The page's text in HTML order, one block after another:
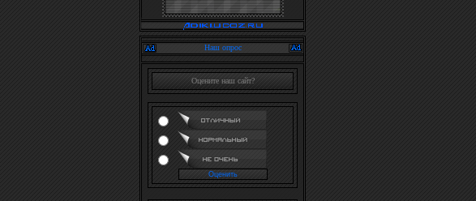
Наш опрос
Оцените наш сайт?